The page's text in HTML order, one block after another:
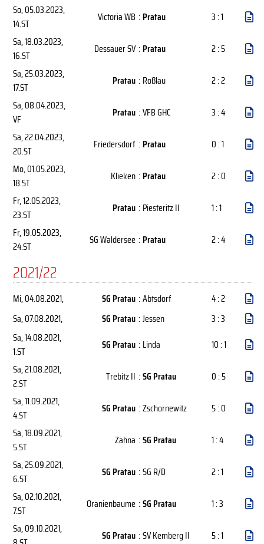
So, 05.03.2023,
14.ST
Victoria WB : Pratau
3 : 1
Sa, 18.03.2023,
16.ST
Dessauer SV : Pratau
2 : 5
Sa, 25.03.2023,
17.ST
Pratau : Roßlau
2 : 2
Sa, 08.04.2023,
VF
Pratau :VFB GHC
3 : 4
Sa, 22.04.2023,
20.ST
Friedersdorf : Pratau
0 : 1
Mo, 01.05.2023,
18.ST
Klieken : Pratau
2 : 0
Fr, 12.05.2023,
23.ST
Pratau : Piesteritz II
1 : 1
Fr, 19.05.2023,
24.ST
SG Waldersee : Pratau 2 : 4
2021/22
Mi, 04.08.2021, SG Pratau :Abtsdorf
4 : 2
Sa, 07.08.2021, SG Pratau :Jessen
3 : 3
Sa, 14.08.2021,
1.ST
SG Pratau : Linda
10 : 1
Sa, 21.08.2021,
2.ST
Trebitz II :SG Pratau
0 : 5
Sa, 11.09.2021,
4.ST
SG Pratau :Zschornewitz
5 : 0
Sa, 18.09.2021,
5.ST
Zahna :SG Pratau
1 : 4
Sa, 25.09.2021,
6.ST
SG Pratau :SG R/D
2 : 1
Sa, 02.10.2021,
7.ST
Oranienbaume :SG Pratau
1 : 3
Sa, 09.10.2021,
SG Pratau :SV Kemberg II 5 : 1